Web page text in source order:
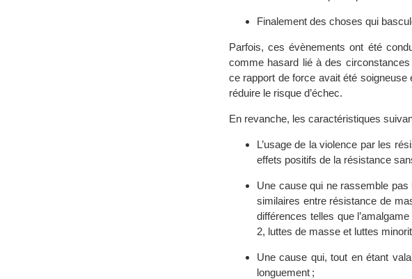
Finalement des choses qui
Parfois, ces évènements ont été
comme hasard lié à des
ce rapport de force avait été
réduire le risque d’échec.
En revanche, les caractéristiques
L’usage de la violence par les
effets positifs de la résistance
Une cause qui ne rassemble pas
similaires entre résistance de
différences telles que
2, luttes de masse et luttes
Une cause qui, tout en étant
longuement ;